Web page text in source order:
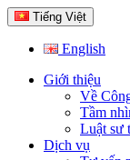
Tiếng Việt
English
Giới thiệu
Về
Tầm
Luật sư
Dịch vụ